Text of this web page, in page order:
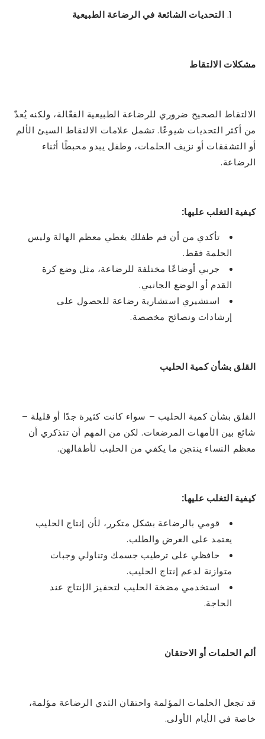
التحديات الشائعة في الرضاعة الطبيعية
مشكلات الالتقاط
الالتقاط الصحيح ضروري للرضاعة الطبيعية الفعّالة، ولكنه يُعدّ
من أكثر التحديات شيوعًا. تشمل علامات الالتقاط السيئ الألم
أو التشققات أو نزيف الحلمات، وطفل يبدو محبطًا أثناء
الرضاعة.
كيفية التغلب عليها:
تأكدي من أن فم طفلك يغطي معظم الهالة وليس
الحلمة فقط.
جربي أوضاعًا مختلفة للرضاعة، مثل وضع كرة
القدم أو الوضع الجانبي.
استشيري استشارية رضاعة للحصول على
إرشادات ونصائح مخصصة.
القلق بشأن كمية الحليب
القلق بشأن كمية الحليب – سواء كانت كثيرة جدًا أو قليلة –
شائع بين الأمهات المرضعات. لكن من المهم أن تتذكري أن
معظم النساء ينتجن ما يكفي من الحليب لأطفالهن.
كيفية التغلب عليها:
قومي بالرضاعة بشكل متكرر، لأن إنتاج الحليب
يعتمد على العرض والطلب.
حافظي على ترطيب جسمك وتناولي وجبات
متوازنة لدعم إنتاج الحليب.
استخدمي مضخة الحليب لتحفيز الإنتاج عند
الحاجة.
ألم الحلمات أو الاحتقان
قد تجعل الحلمات المؤلمة واحتقان الثدي الرضاعة مؤلمة،
خاصة في الأيام الأولى.